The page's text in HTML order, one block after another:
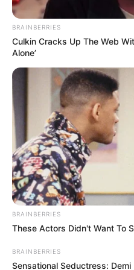
detención
Cortesía
La policía disparó
mujer fallecida en Villas de
Septiembre 10, 2024
BRAINBERRIES
Culkin Cracks Up The Web
Alone’
BRAINBERRIES
These Actors Didn't Want To
BRAINBERRIES
Sensational Seductress: